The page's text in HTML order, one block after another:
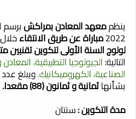
ينظممعهد المعادن بمراكش
2022مباراة عن طريق الانتقاء
لولوج السنة الأولى لتكوين
التالية:الجيولوجيا التطبيقية،
الصناعية، الكهروميكانيك.ويبلغ
بشأنهاثمانية و ثمانون (88) مقعدا.
مدة التكوين :سنتان